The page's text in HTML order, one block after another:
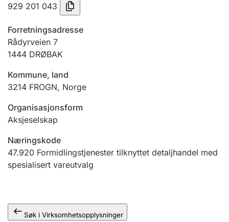
Tinglysing
Jeger
Ektepaktveileder
Offentlig sektor
929 201 043
Forretningsadresse
Rådyrveien 7
1444 DRØBAK
Kommune, land
3214 FROGN, Norge
Organisasjonsform
Aksjeselskap
Næringskode
47.920 Formidlingstjenester tilknyttet detaljhandel med
spesialisert vareutvalg
Søk i Virksomhetsopplysninger